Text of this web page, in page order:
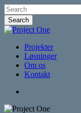
Skip
to
main
content
Search
Close
Menu
Projekter
Løsninger
Om os
Kontakt